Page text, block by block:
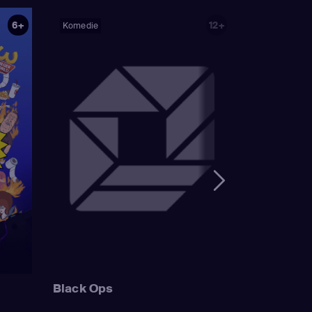
Nancy Cartwright
Hank Azaria
/ Clancy
/
Simpson /
Mel /
Quimby)
Simpson / Patty
/ Ralph
/ Comic
6+ Komedie 12+
Black Ops